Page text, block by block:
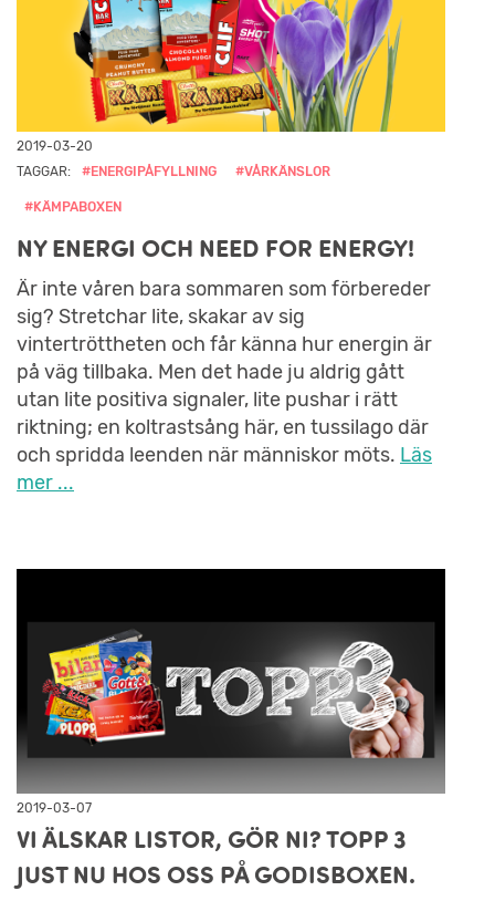
2019-03-20
TAGGAR:
#ENERGIPÅFYLLNING #VÅRKÄNSLOR
#KÄMPABOXEN
NY ENERGI OCH NEED FOR ENERGY!
Är inte våren bara sommaren som förbereder
sig? Stretchar lite, skakar av sig
vintertröttheten och får känna hur energin är
på väg tillbaka. Men det hade ju aldrig gått
utan lite positiva signaler, lite pushar i rätt
riktning; en koltrastsång här, en tussilago där
och spridda leenden när människor möts. Läs
mer ...
2019-03-07
VI ÄLSKAR LISTOR, GÖR NI? TOPP 3
JUST NU HOS OSS PÅ GODISBOXEN.